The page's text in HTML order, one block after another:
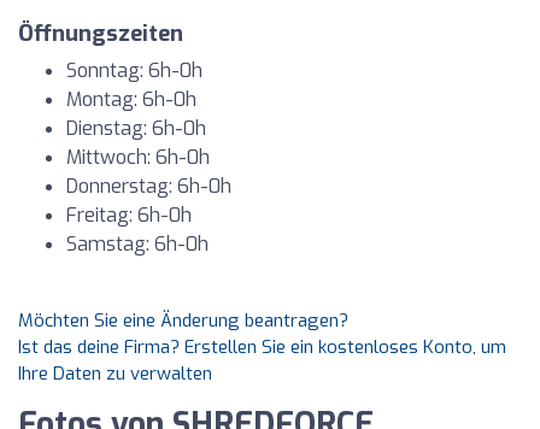
Öffnungszeiten
Sonntag: 6h-0h
Montag: 6h-0h
Dienstag: 6h-0h
Mittwoch: 6h-0h
Donnerstag: 6h-0h
Freitag: 6h-0h
Samstag: 6h-0h
Möchten Sie eine Änderung beantragen?
Ist das deine Firma? Erstellen Sie ein kostenloses Konto, um
Ihre Daten zu verwalten